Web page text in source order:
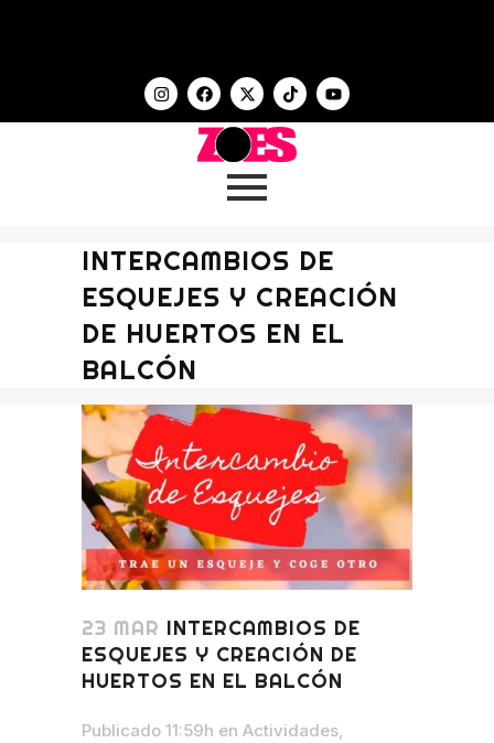
INTERCAMBIOS DE
ESQUEJES Y CREACIÓN
DE HUERTOS EN EL
BALCÓN
23 MAR INTERCAMBIOS DE
ESQUEJES Y CREACIÓN DE
HUERTOS EN EL BALCÓN
Publicado 11:59h en Actividades,